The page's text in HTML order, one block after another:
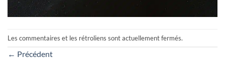
Les commentaires et les rétroliens sont actuellement fermés.
← Précédent